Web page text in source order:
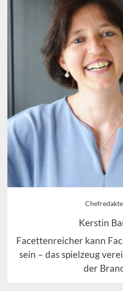
Kerstin
Facettenreicher kann
sein – das spielzeug
der